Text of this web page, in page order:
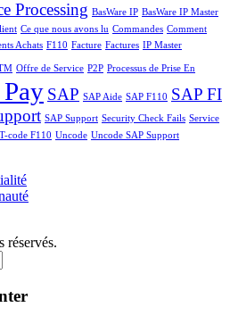
Processing BasWare IP BasWare IP Master
Ce que nous avons lu Commandes Comment
Achats F110 Facture Factures IP Master
Offre de Service P2P Processus de Prise En
SAP SAP Aide SAP F110 SAP FI
SAP Support Security Check Fails Service
T-code F110 Uncode Uncode SAP Support
réservés.